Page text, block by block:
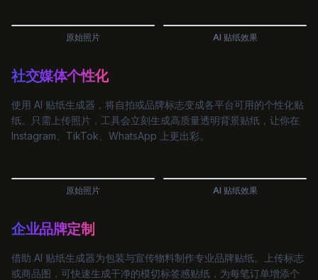
原始照片 AI 贴纸效果
社交媒体个性化
使用 AI 贴纸生成器，将自拍或品牌标志变成各平台可用的个性化贴
纸。只需上传照片，工具会立刻生成高质量透明背景贴纸，让你在
Instagram、TikTok、WhatsApp 上更出彩。
原始照片 AI 贴纸效果
企业品牌定制
借助 AI 贴纸生成器为包装与宣传物料制作专业品牌贴纸。上传标志
或商品图，可快速生成干净的模切标签感贴纸，为每笔订单增添个